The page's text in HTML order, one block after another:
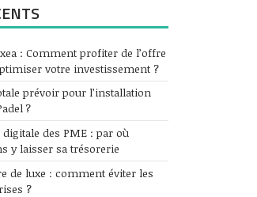
: Comment profiter de l’offre
votre investissement ?
prévoir pour l’installation
?
des PME : par où
y laisser sa trésorerie
de luxe : comment éviter les
?